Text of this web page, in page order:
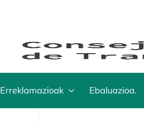
Erreklamazioak Ebaluazioa.